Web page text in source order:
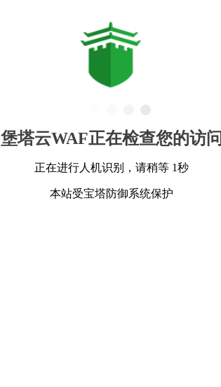
堡塔云WAF正在检查您的访问
正在进行人机识别，请稍等 1秒
本站受宝塔防御系统保护